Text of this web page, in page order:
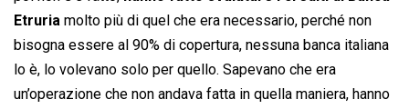
Etruria molto più di quel che era necessario, perché non
bisogna essere al 90% di copertura, nessuna banca italiana
lo è, lo volevano solo per quello. Sapevano che era
un’operazione che non andava fatta in quella maniera, hanno